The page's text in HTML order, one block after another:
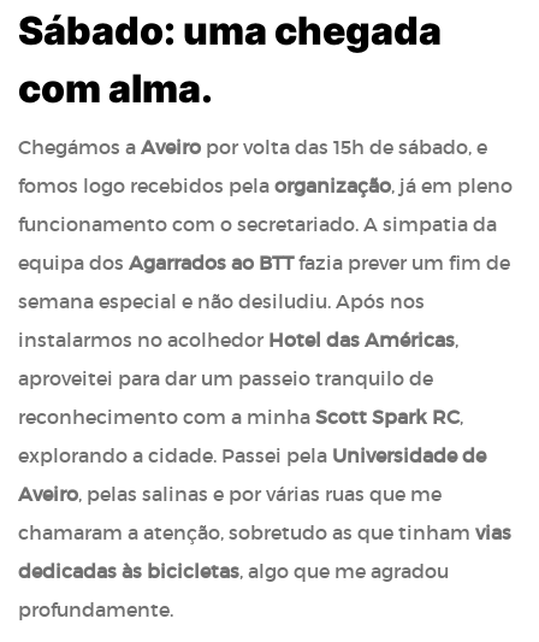
Sábado: uma chegada
com alma.
Chegámos a Aveiro por volta das 15h de sábado, e
fomos logo recebidos pela organização, já em pleno
funcionamento com o secretariado. A simpatia da
equipa dos Agarrados ao BTTfazia prever um fim de
semana especial e não desiludiu. Após nos
instalarmos no acolhedor Hotel das Américas,
aproveitei para dar um passeio tranquilo de
reconhecimento com a minha Scott Spark RC,
explorando a cidade. Passei pela Universidade de
Aveiro, pelas salinas e por várias ruas que me
chamaram a atenção, sobretudo as que tinham vias
dedicadas às bicicletas, algo que me agradou
profundamente.